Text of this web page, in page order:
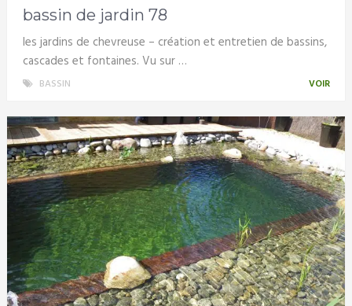
bassin de jardin 78
les jardins de chevreuse – création et entretien de bassins,
cascades et fontaines. Vu sur …
BASSIN VOIR